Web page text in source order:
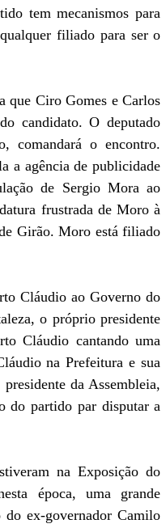
tem mecanismos para
filiado para ser o
que Ciro Gomes e Carlos
candidato. O deputado
comandará o encontro.
a agência de publicidade
de Sergio Mora ao
frustrada de Moro à
Girão. Moro está filiado
Cláudio ao Governo do
o próprio presidente
Cláudio cantando uma
na Prefeitura e sua
da Assembleia,
do partido par disputar a
na Exposição do
época, uma grande
ex-governador Camilo